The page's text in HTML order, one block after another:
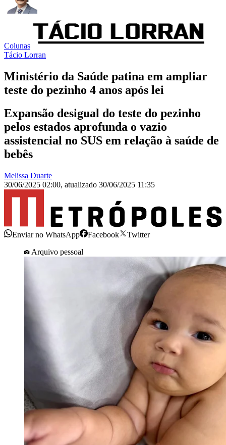
Colunas
Tácio Lorran
Ministério da Saúde patina em ampliar
teste do pezinho 4 anos após lei
Expansão desigual do teste do pezinho
pelos estados aprofunda o vazio
assistencial no SUS em relação à saúde de
bebês
Melissa Duarte
30/06/2025 02:00, atualizado 30/06/2025 11:35
Enviar no WhatsApp Facebook
Twitter
Arquivo pessoal